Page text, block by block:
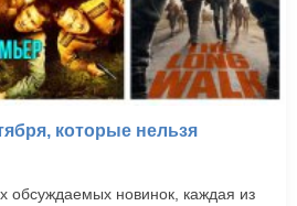
которые нельзя
обсуждаемых новинок, каждая из